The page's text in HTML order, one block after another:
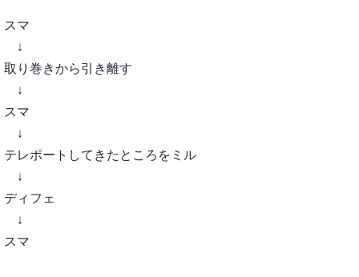
スマ
↓
取り巻きから引き離す
↓
スマ
↓
テレポートしてきたところをミル
↓
ディフェ
↓
スマ